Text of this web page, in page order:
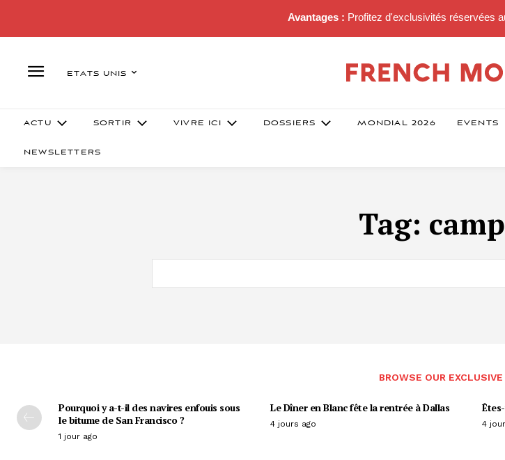
Avantages : Profitez d'exclusivités réservées
ETATS UNIS
ACTU SORTIR VIVRE ICI DOSSIERS MONDIAL 2026 EVENTS
NEWSLETTERS
Tag:
BROWSE OUR
Pourquoi y a-t-il des navires enfouis sous
le bitume de San Francisco ?
1 jour ago
Le Dîner en Blanc fête la rentrée à Dallas
4 jours ago 4